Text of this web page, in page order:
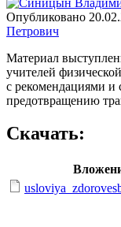
Опубликовано
Петрович
Материал
учителей
с рекомендациями и
предотвращению
Скачать: